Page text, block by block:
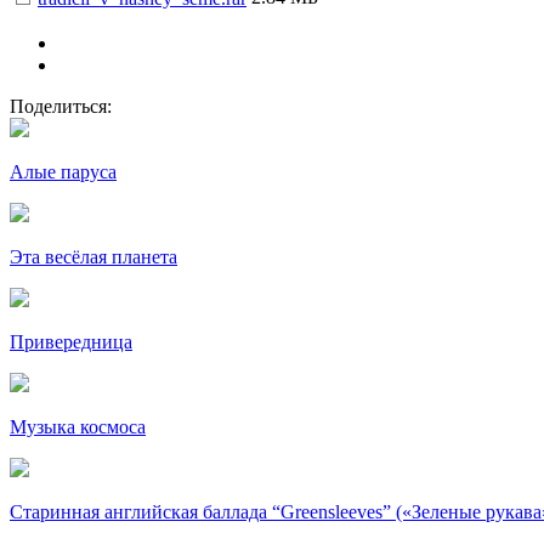
Поделиться:
Алые паруса
Эта весёлая планета
Привередница
Музыка космоса
Старинная английская баллада “Greensleeves” («Зеленые